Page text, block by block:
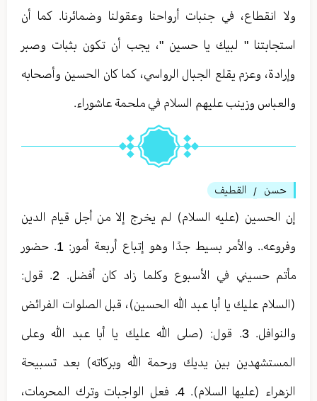
ولا انقطاع، في جنبات أرواحنا وعقولنا وضمائرنا. كما أن
استجابتنا " لبيك يا حسين "، يجب أن تكون بثبات وصبر
وإرادة، وعزم يقلع الجبال الرواسي، كما كان الحسين وأصحابه
والعباس وزينب عليهم السلام في ملحمة عاشوراء.
حسن / القطيف
إن الحسين (عليه السلام) لم يخرج إلا من أجل قيام الدين
وفروعه.. والأمر بسيط جدًا وهو إتباع أربعة أمور: 1. حضور
مأتم حسيني في الأسبوع وكلما زاد كان أفضل. 2. قول:
(السلام عليك يا أبا عبد الله الحسين)، قبل الصلوات الفرائض
والنوافل. 3. قول: (صلى الله عليك يا أبا عبد الله وعلى
المستشهدين بين يديك ورحمة الله وبركاته) بعد تسبيحة
الزهراء (عليها السلام). 4. فعل الواجبات وترك المحرمات،